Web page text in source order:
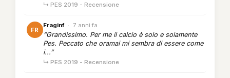
↳ PES 2019 - Recensione
FR
Fraginf · 7 anni fa
“Grandissimo. Per me il calcio è solo e solamente
Pes. Peccato che oramai mi sembra di essere come
i...”
↳ PES 2019 - Recensione